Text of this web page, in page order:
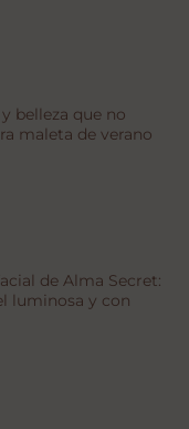
belleza que no
maleta de verano
de Alma Secret:
luminosa y con